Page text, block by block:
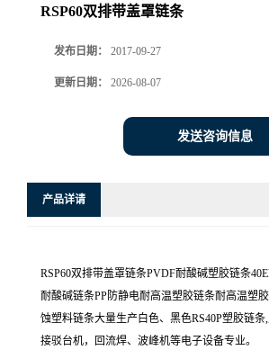
RSP60双排带盖罩链条
发布日期： 2017-09-27
更新日期： 2026-08-07
发送咨询信息
产品详请
RSP60双排带盖罩链条PVDF耐酸碱塑胶链条
耐酸碱链条PP防静电耐高温塑胶链条耐高温塑
蚀塑料链条大量生产白色、黑色RS40P塑胶链
接驳台机，回流焊、波峰机等电子设备专业。